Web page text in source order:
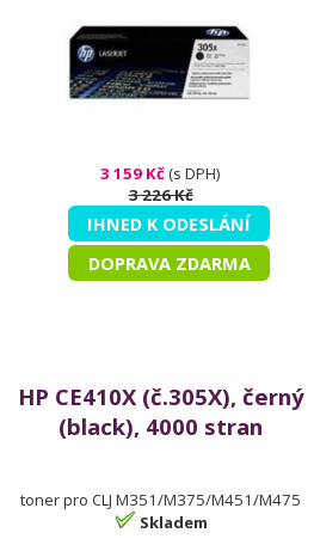
3 159 Kč(s DPH)
3 226 Kč
IHNED K ODESLÁNÍ
DOPRAVA ZDARMA
HP CE410X (č.305X), černý
(black), 4000 stran
toner pro CLJ M351/M375/M451/M475
Skladem